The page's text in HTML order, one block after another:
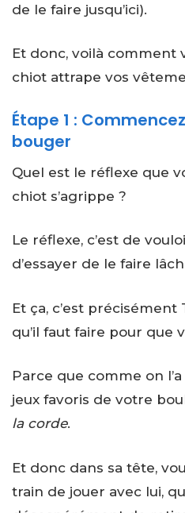
de le faire jusqu’ici).
Et donc, voilà comment
chiot attrape vos
Étape 1 :
bouger
Quel est le réflexe que
chiot s’agrippe ?
Le réflexe, c’est de
d’essayer de le faire
Et ça, c’est précisément
qu’il faut faire pour que
Parce que comme on
jeux favoris de votre
la corde.
Et donc dans sa tête,
train de jouer avec lui,